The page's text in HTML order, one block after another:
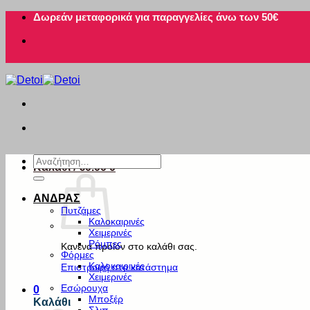
Μετάβαση
περιεχόμενο
Δωρεάν μεταφορικά για παραγγελίες άνω των 50€
Καλάθι /€0.00 0
Κανένα προϊόν στο καλάθι σας.
Επιστροφή στο κατάστημα
0
Καλάθι
Αναζήτηση
για:
ΑΝΔΡΑΣ
Πυτζάμες
Καλοκαιρινές
Χειμερινές
Ρόμπες
Φόρμες
Καλοκαιρινές
Χειμερινές
Εσώρουχα
Μποξέρ